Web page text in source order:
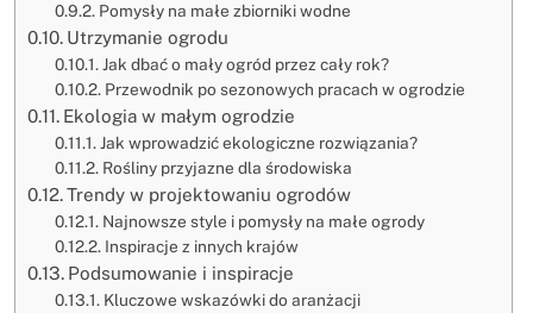
Pomysły na małe zbiorniki wodne
Utrzymanie ogrodu
Jak dbać o mały ogród przez cały rok?
Przewodnik po sezonowych pracach w ogrodzie
Ekologia w małym ogrodzie
Jak wprowadzić ekologiczne rozwiązania?
Rośliny przyjazne dla środowiska
Trendy w projektowaniu ogrodów
Najnowsze style i pomysły na małe ogrody
Inspiracje z innych krajów
Podsumowanie i inspiracje
Kluczowe wskazówki do aranżacji